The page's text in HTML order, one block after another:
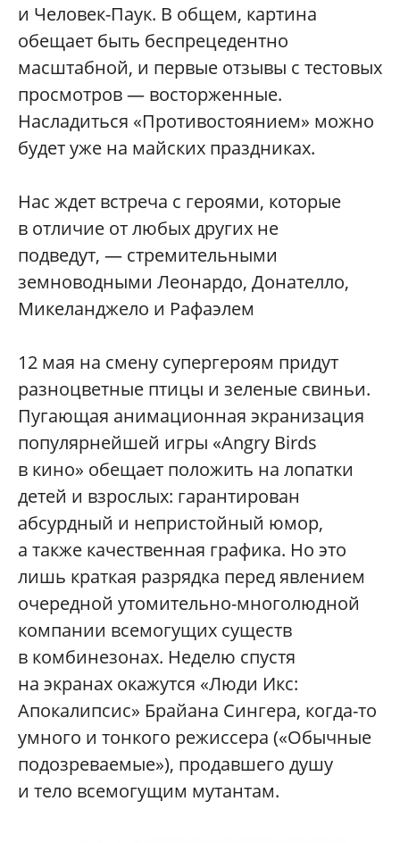
и Человек-Паук. В общем, картина
обещает быть беспрецедентно
масштабной, и первые отзывы с тестовых
просмотров — восторженные.
Насладиться «Противостоянием» можно
будет уже на майских праздниках.
Нас ждет встреча с героями, которые
в отличие от любых других не
подведут, — стремительными
земноводными Леонардо, Донателло,
Микеланджело и Рафаэлем
12 мая на смену супергероям придут
разноцветные птицы и зеленые свиньи.
Пугающая анимационная экранизация
популярнейшей игры «Angry Birds
в кино» обещает положить на лопатки
детей и взрослых: гарантирован
абсурдный и непристойный юмор,
а также качественная графика. Но это
лишь краткая разрядка перед явлением
очередной утомительно-многолюдной
компании всемогущих существ
в комбинезонах. Неделю спустя
на экранах окажутся «Люди Икс:
Апокалипсис» Брайана Сингера, когда-то
умного и тонкого режиссера («Обычные
подозреваемые»), продавшего душу
и тело всемогущим мутантам.